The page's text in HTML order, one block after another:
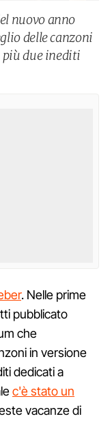
nuovo anno
delle canzoni
più due inediti
. Nelle prime
pubblicato
che
in versione
dedicati a
c'è stato un
vacanze di